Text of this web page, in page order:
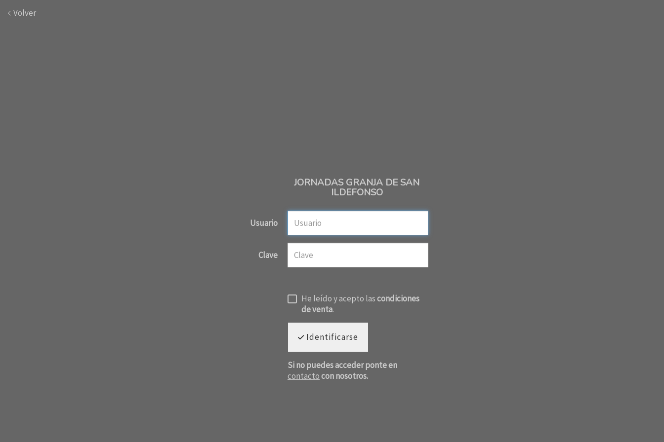
Volver
JORNADAS GRANJA DE SAN
ILDEFONSO
Usuario
Clave
He leído y acepto lascondiciones
de venta.
Identificarse
Si no puedes acceder ponte en
contactocon nosotros.